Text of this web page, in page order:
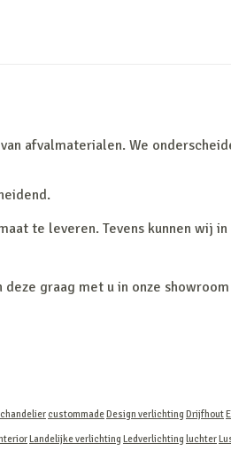
afvalmaterialen. We
te leveren. Tevens kunnen wij
graag met u in onze
chandelier custommadeDesign verlichtingDrijfhout
Landelijke verlichtingLedverlichtingluchter